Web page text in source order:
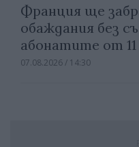
Франция ще
обаждания без
абонатите от 11
07.08.2026 / 14:30